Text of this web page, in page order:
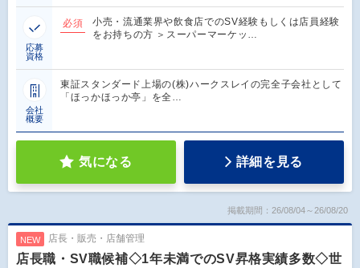
応募
資格
必須
小売・流通業界や飲食店でのSV経験もしくは店員経験
をお持ちの方 ＞スーパーマーケッ…
会社
概要
東証スタンダード上場の(株)ハークスレイの完全子会社として
「ほっかほっか亭」を全…
気になる 詳細を見る
掲載期間：26/08/04～26/08/20
NEW 店長・販売・店舗管理
店長職・SV職候補◇1年未満でのSV昇格実績多数◇世